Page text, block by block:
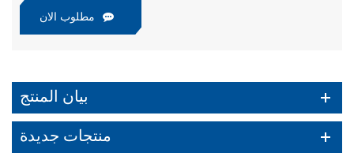
مطلوب الان
بيان المنتج
منتجات جديدة